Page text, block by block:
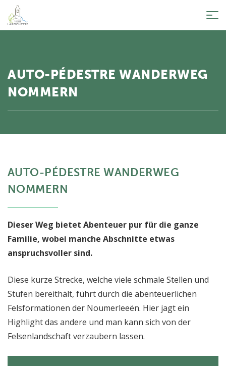
AUTO-PÉDESTRE WANDERWEG
NOMMERN
AUTO-PÉDESTRE WANDERWEG
NOMMERN
Dieser Weg bietet Abenteuer pur für die ganze
Familie, wobei manche Abschnitte etwas
anspruchsvoller sind.
Diese kurze Strecke, welche viele schmale Stellen und
Stufen bereithält, führt durch die abenteuerlichen
Felsformationen der Noumerleeën. Hier jagt ein
Highlight das andere und man kann sich von der
Felsenlandschaft verzaubern lassen.